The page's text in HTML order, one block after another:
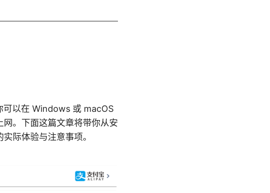
以在 Windows 或 macOS
网。下面这篇文章将带你从安
际体验与注意事项。